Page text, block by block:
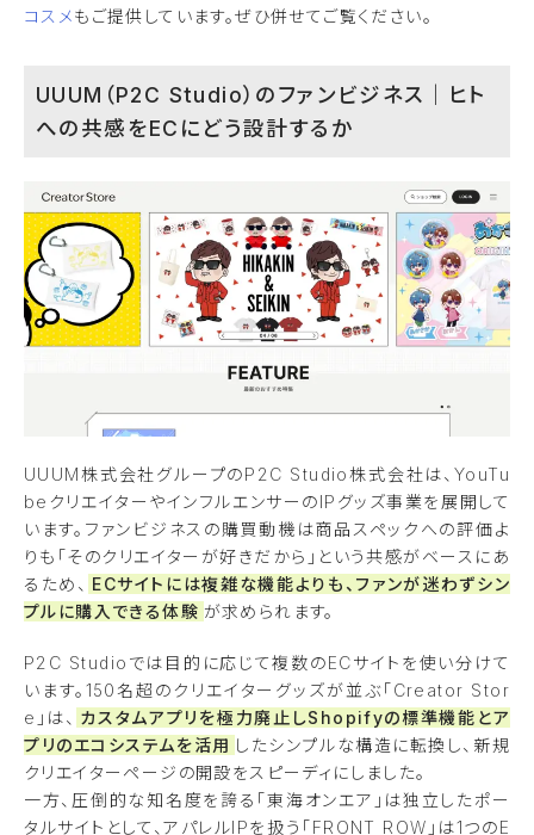
コスメもご提供しています。ぜひ併せてご覧ください。
UUUM（P2C Studio）のファンビジネス｜ヒト
への共感をECにどう設計するか
UUUM株式会社グループのP2C Studio株式会社は、YouTu
beクリエイターやインフルエンサーのIPグッズ事業を展開して
います。ファンビジネスの購買動機は商品スペックへの評価よ
りも「そのクリエイターが好きだから」という共感がベースにあ
るため、 ECサイトには複雑な機能よりも、ファンが迷わずシン
プルに購入できる体験 が求められます。
P2C Studioでは目的に応じて複数のECサイトを使い分けて
います。150名超のクリエイターグッズが並ぶ「Creator Stor
e」は、 カスタムアプリを極力廃止しShopifyの標準機能とア
プリのエコシステムを活用 したシンプルな構造に転換し、新規
クリエイターページの開設をスピーディにしました。
一方、圧倒的な知名度を誇る「東海オンエア」は独立したポー
タルサイトとして、アパレルIPを扱う「FRONT ROW」は1つのE